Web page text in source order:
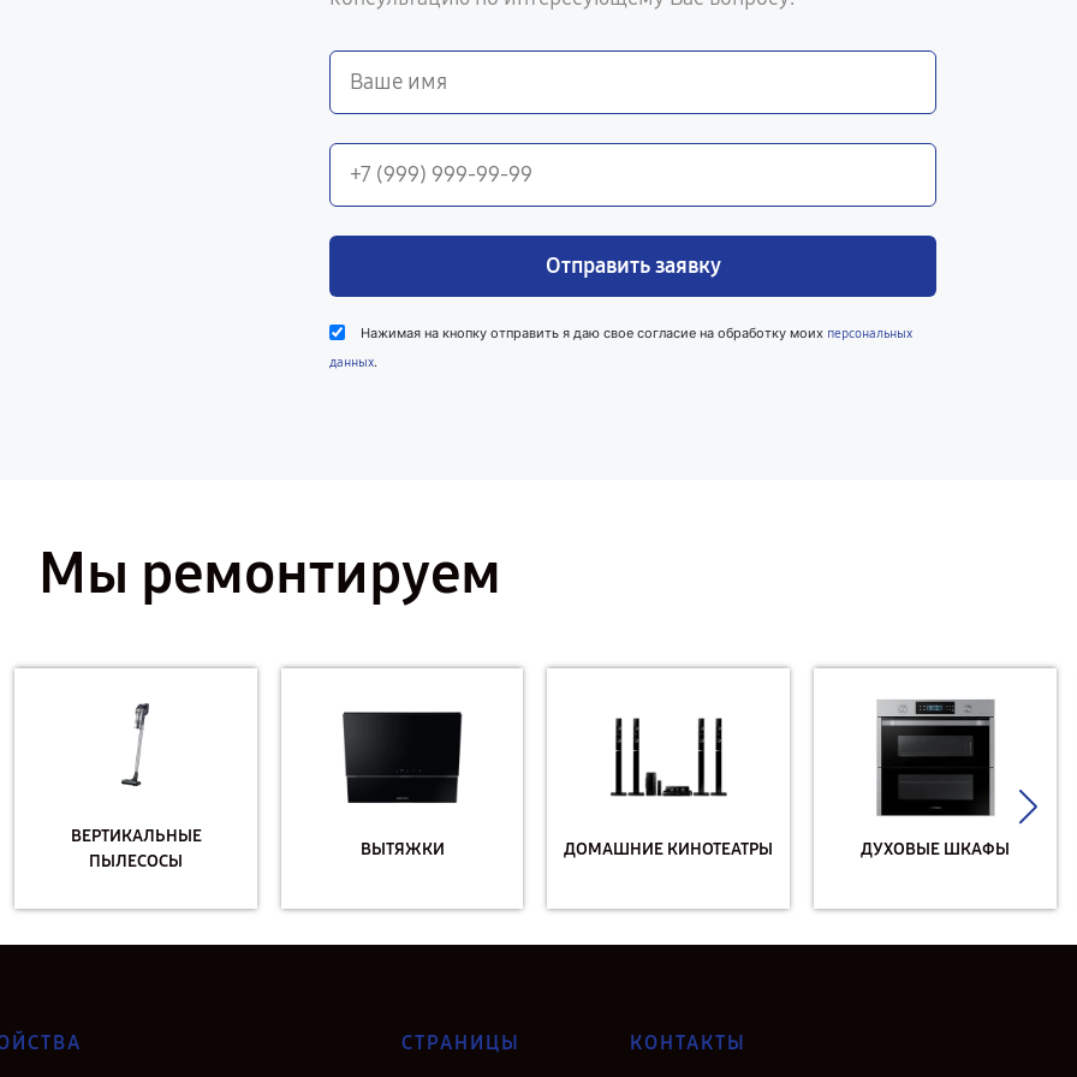
Отправить заявку
Нажимая на кнопку отправить я даю свое согласие на обработку моих персональных
данных.
Мы ремонтируем
ВЕРТИКАЛЬНЫЕ
ПЫЛЕСОСЫ
ВЫТЯЖКИ ДОМАШНИЕ КИНОТЕАТРЫ ДУХОВЫЕ ШКАФЫ
СТРАНИЦЫ КОНТАКТЫ